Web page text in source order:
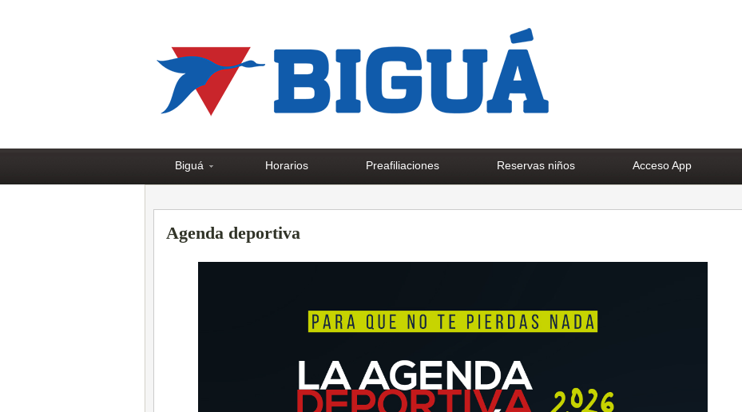
Biguá Horarios Preafiliaciones Reservas niños Acceso App
Agenda deportiva